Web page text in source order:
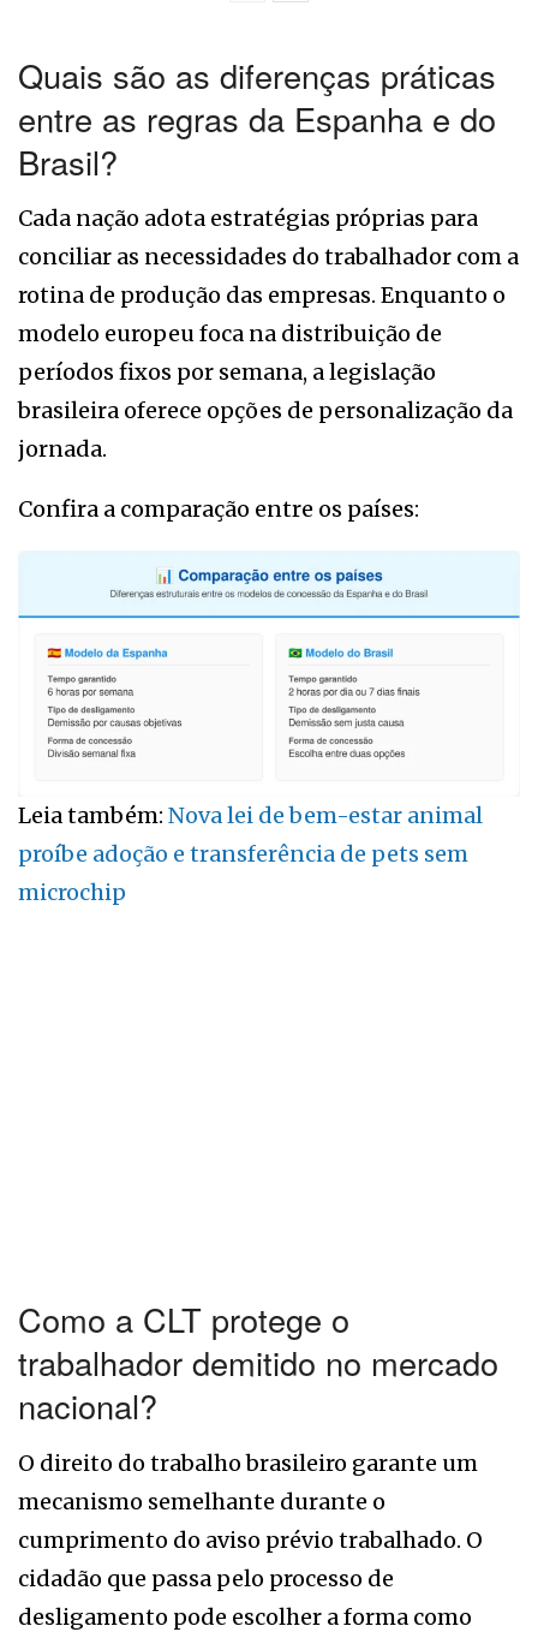
Quais são as diferenças práticas
entre as regras da Espanha e do
Brasil?
Cada nação adota estratégias próprias para
conciliar as necessidades do trabalhador com a
rotina de produção das empresas. Enquanto o
modelo europeu foca na distribuição de
períodos fixos por semana, a legislação
brasileira oferece opções de personalização da
jornada.
Confira a comparação entre os países:
Leia também: Nova lei de bem-estar animal
proíbe adoção e transferência de pets sem
microchip
Como a CLT protege o
trabalhador demitido no mercado
nacional?
O direito do trabalho brasileiro garante um
mecanismo semelhante durante o
cumprimento do aviso prévio trabalhado. O
cidadão que passa pelo processo de
desligamento pode escolher a forma como